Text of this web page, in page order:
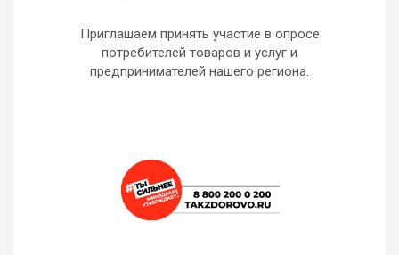
Приглашаем принять участие в опросе
потребителей товаров и услуг и
предпринимателей нашего региона.